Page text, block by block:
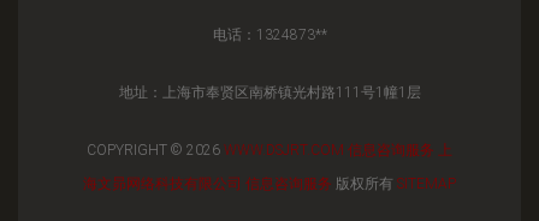
电话：1324873**
地址：上海市奉贤区南桥镇光村路111号1幢1层
COPYRIGHT © 2026 WWW.DSJRT.COM 信息咨询服务
上
海文昴网络科技有限公司 信息咨询服务 版权所有 SITEMAP